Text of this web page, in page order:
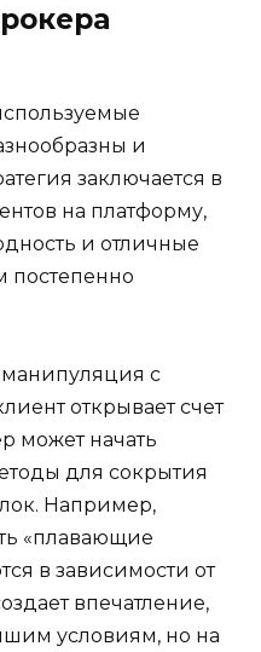
и
заключается в
на платформу,
и отличные
постепенно
с
открывает счет
может начать
для сокрытия
Например,
«плавающие
в зависимости от
впечатление,
условиям, но на